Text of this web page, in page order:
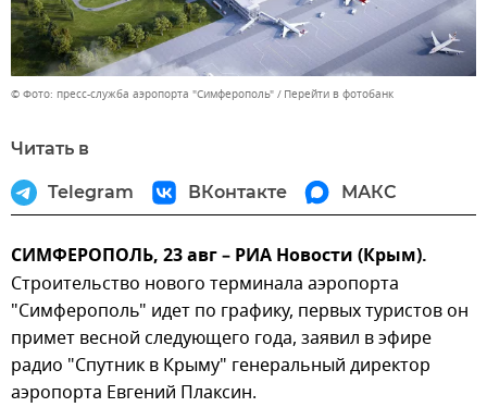
© Фото: пресс-служба аэропорта "Симферополь" Перейти в фотобанк
Читать в
Telegram ВКонтакте МАКС
СИМФЕРОПОЛЬ, 23 авг – РИА Новости (Крым).
Строительство нового терминала аэропорта
"Симферополь" идет по графику, первых туристов он
примет весной следующего года, заявил в эфире
радио "Спутник в Крыму" генеральный директор
аэропорта Евгений Плаксин.